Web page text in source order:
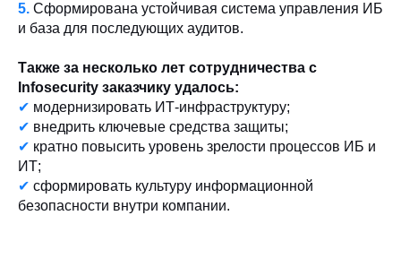
5. Сформирована устойчивая система управления ИБ
и база для последующих аудитов.
Также за несколько лет сотрудничества c
Infosecurity заказчику удалось:
✔ модернизировать ИТ-инфраструктуру;
✔ внедрить ключевые средства защиты;
✔ кратно повысить уровень зрелости процессов ИБ и
ИТ;
✔ сформировать культуру информационной
безопасности внутри компании.